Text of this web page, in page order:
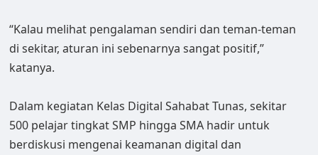
“Kalau melihat pengalaman sendiri dan teman-teman
di sekitar, aturan ini sebenarnya sangat positif,”
katanya.
Dalam kegiatan Kelas Digital Sahabat Tunas, sekitar
500 pelajar tingkat SMP hingga SMA hadir untuk
berdiskusi mengenai keamanan digital dan